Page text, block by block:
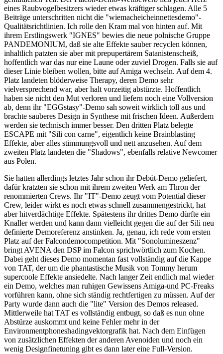
eines Raubvogelbesitzers wieder etwas kräftiger schlagen. Alle 5
Beiträge unterschritten nicht die "wiemacheicheinnettesdemo"-
Qualitätsrichtlinien. Ich rolle den Kram mal von hinten auf. Mit
ihrem Erstlingswerk "IGNES" bewies die neue polnische Gruppe
PANDEMONIUM, daß sie alte Effekte sauber recyclen können,
inhaltlich patzten sie aber mit prepupertärem Satanistenscheiß,
hoffentlich war das nur eine Laune oder zuviel Drogen. Falls sie auf
dieser Linie bleiben wollen, bitte auf Amiga wechseln. Auf dem 4.
Platz landeten blöderweise Therapy, deren Demo sehr
vielversprechend war, aber halt vorzeitig abstürzte. Hoffentlich
haben sie nicht den Mut verloren und liefern noch eine Vollversion
ab, denn ihr "EGGstasy"-Demo sah soweit wirklich toll aus und
brachte sauberes Design in Synthese mit frischen Ideen. Außerdem
werden sie technisch immer besser. Den dritten Platz belegte
ESCAPE mit "Sili con carne", eigentlich keine Brainblasting
Effekte, aber alles stimmungsvoll und nett anzusehen. Auf dem
zweiten Platz landeten die "Shadows", ebenfalls relative Newcomer
aus Polen.
Sie hatten allerdings letztes Jahr schon ihr Debüt-Demo geliefert,
dafür kratzten sie schon mit ihrem zweiten Werk am Thron der
renommierten Crews. Ihr "IT"-Demo zeugt vom Potential dieser
Crew, leider wirkt es noch etwas schnell zusammengestrickt, hat
aber hitverdächtige Effekte. Spätestens ihr drittes Demo dürfte ein
Knaller werden und kann dann vielleicht gegen die auf der Sili neu
definierte Demoreferenz anstinken. Ja, genau, ich rede vom ersten
Platz auf der Falcondemocompetition. Mit "Sonolumineszenz"
bringt AVENA den DSP im Falcon sprichwörtlich zum Kochen.
Dabei geht dieses Demo momentan fast vollständig auf die Kappe
von TAT, der um die phantastische Musik von Tommy herum
supercoole Effekte ansiedelte. Nach langer Zeit endlich mal wieder
ein Demo, welches man ruhigen Gewissens Amiga-und PC-Freaks
vorführen kann, ohne sich ständig rechtfertigen zu müssen. Auf der
Party wurde dann auch die "lite" Version des Demos released.
Mittlerweile hat TAT es vollständig entbugt, so daß es nun ohne
Abstürze auskommt und keine Fehler mehr in der
Environmentphoneshadingvektorgrafik hat. Nach dem Einfügen
von zusätzlichen Effekten der anderen Avenoiden und noch ein
wenig Designfinetuning gibt es dann later eine Full-Version.